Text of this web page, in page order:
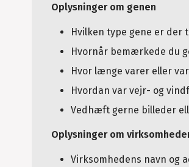
Oplysninger om genen
Hvilken type gene er der
Hvornår bemærkede du
Hvor længe varer eller
Hvordan var vejr- og
Vedhæft gerne billeder
Oplysninger om
Virksomhedens navn og